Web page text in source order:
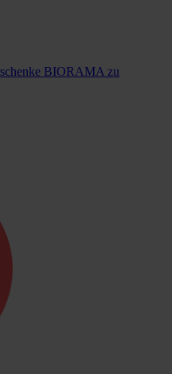
BIORAMA zu